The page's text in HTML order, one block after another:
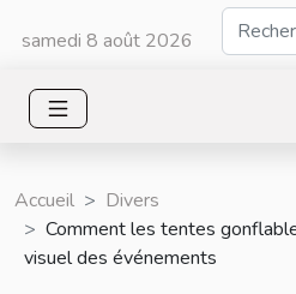
samedi 8 août 2026
Accueil
Divers
Comment les tentes
visuel des événements